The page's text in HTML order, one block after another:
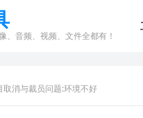
、音频、视频、文件全都有！
取消与裁员问题:环境不好